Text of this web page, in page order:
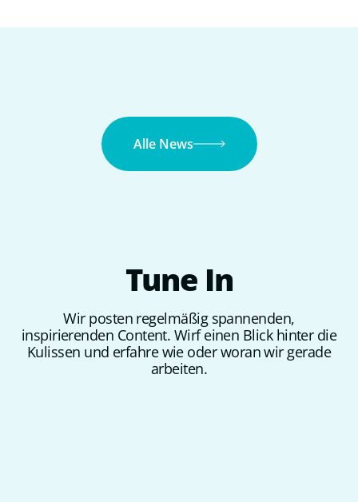
Alle News
Tune In
Wir posten regelmäßig spannenden,
inspirierenden Content. Wirf einen Blick hinter die
Kulissen und erfahre wie oder woran wir gerade
arbeiten.